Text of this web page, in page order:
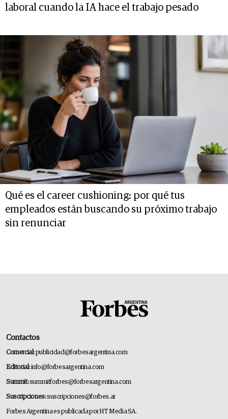
laboral cuando la IA hace el trabajo pesado
Qué es el career cushioning: por qué tus
empleados están buscando su próximo trabajo
sin renunciar
Contactos
Comercial:publicidad@forbesargentina.com
Editorial:info@forbesargentina.com
Summit:summitforbes@forbesargentina.com
Suscripciones:suscripciones@forbes.ar
Forbes Argentina es publicada por HT Media SA.